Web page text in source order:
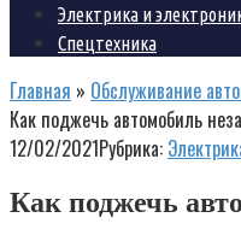
Электрика и
Спецтехника
Главная » Обслуживание
Как поджечь автомобиль
12/02/2021Рубрика:
Как поджечь